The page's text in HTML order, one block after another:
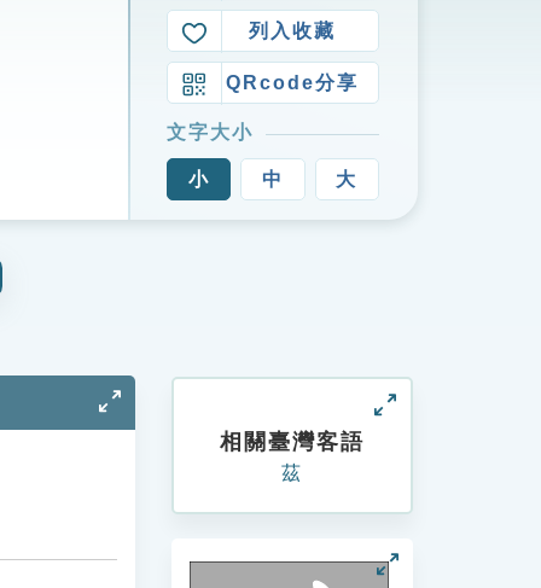
列入收藏
QRcode分享
文字大小
小 中 大
相關臺灣客語
茲